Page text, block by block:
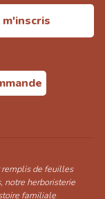
m'inscris
remplis de feuilles
notre herboristerie
familiale